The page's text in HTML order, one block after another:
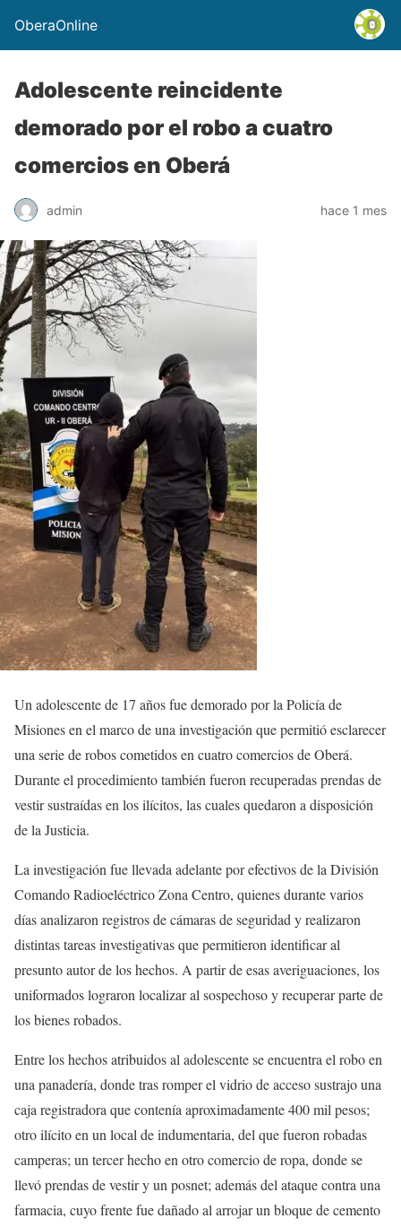
OberaOnline
Adolescente reincidente
demorado por el robo a cuatro
comercios en Oberá
admin hace 1 mes
Un adolescente de 17 años fue demorado por la Policía de
Misiones en el marco de una investigación que permitió esclarecer
una serie de robos cometidos en cuatro comercios de Oberá.
Durante el procedimiento también fueron recuperadas prendas de
vestir sustraídas en los ilícitos, las cuales quedaron a disposición
de la Justicia.
La investigación fue llevada adelante por efectivos de la División
Comando Radioeléctrico Zona Centro, quienes durante varios
días analizaron registros de cámaras de seguridad y realizaron
distintas tareas investigativas que permitieron identificar al
presunto autor de los hechos. A partir de esas averiguaciones, los
uniformados lograron localizar al sospechoso y recuperar parte de
los bienes robados.
Entre los hechos atribuidos al adolescente se encuentra el robo en
una panadería, donde tras romper el vidrio de acceso sustrajo una
caja registradora que contenía aproximadamente 400 mil pesos;
otro ilícito en un local de indumentaria, del que fueron robadas
camperas; un tercer hecho en otro comercio de ropa, donde se
llevó prendas de vestir y un posnet; además del ataque contra una
farmacia, cuyo frente fue dañado al arrojar un bloque de cemento